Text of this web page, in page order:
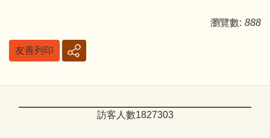
瀏覽數: 888
友善列印
訪客人數1827303